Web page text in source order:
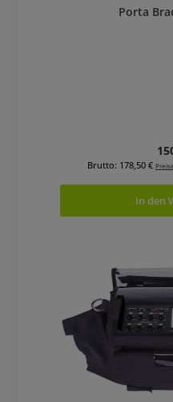
Porta
Brutto: 178,50 €
In den